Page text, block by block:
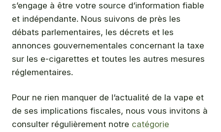
s’engage à être votre source d’information fiable
et indépendante. Nous suivons de près les
débats parlementaires, les décrets et les
annonces gouvernementales concernant la taxe
sur les e-cigarettes et toutes les autres mesures
réglementaires.
Pour ne rien manquer de l’actualité de la vape et
de ses implications fiscales, nous vous invitons à
consulter régulièrement notre catégorie